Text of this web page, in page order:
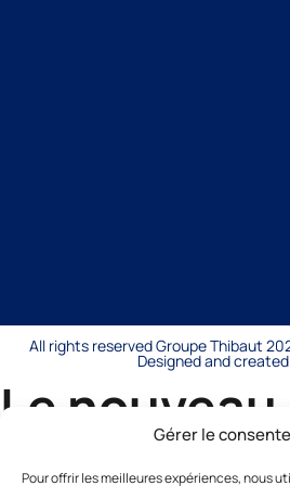
Gérer le
Pour offrir les meilleures expériences, nous
All rights reserved Groupe Thibaut
Designed and
Le nouveau
catalogue